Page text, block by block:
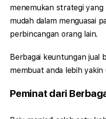
menemukan strategi
mudah dalam menguasai
perbincangan orang lain.
Berbagai keuntungan jual
membuat anda lebih
Peminat dari